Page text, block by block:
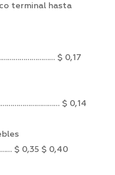
terminal hasta
$ 0,17
$ 0,14
$ 0,35 $ 0,40